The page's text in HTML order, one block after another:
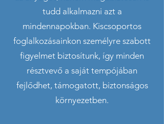
tudd alkalmazni azt a
mindennapokban. Kiscsoportos
foglalkozásainkon személyre szabott
figyelmet biztosítunk, így minden
résztvevő a saját tempójában
fejlődhet, támogatott, biztonságos
környezetben.